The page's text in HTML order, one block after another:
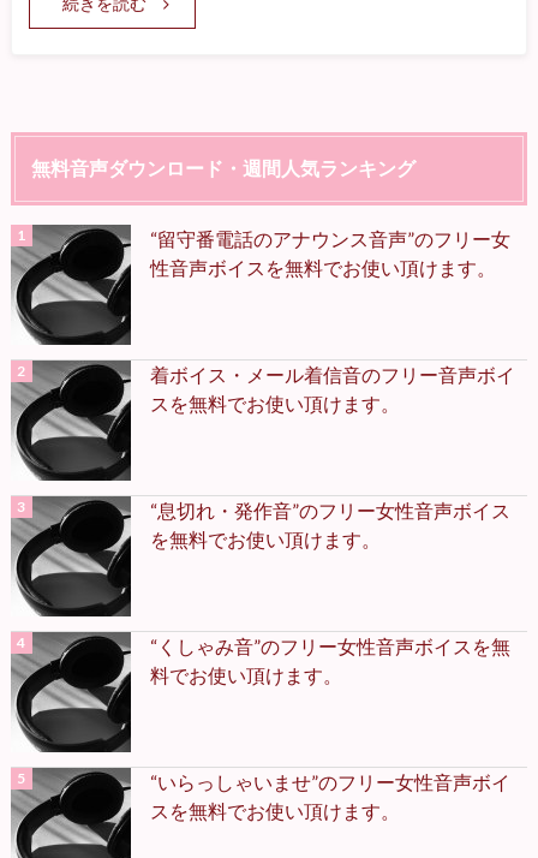
無料音声ダウンロード・週間人気ランキング
“留守番電話のアナウンス音声”のフリー女
性音声ボイスを無料でお使い頂けます。
着ボイス・メール着信音のフリー音声ボイ
スを無料でお使い頂けます。
“息切れ・発作音”のフリー女性音声ボイス
を無料でお使い頂けます。
“くしゃみ音”のフリー女性音声ボイスを無
料でお使い頂けます。
“いらっしゃいませ”のフリー女性音声ボイ
スを無料でお使い頂けます。